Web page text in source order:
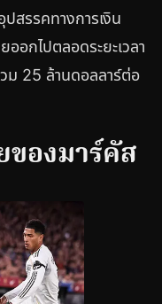
สรรคทางการเงิน
อกไปตลอดระยะเวลา
ม 25 ล้านดอลลาร์ต่อ
องมาร์คัส